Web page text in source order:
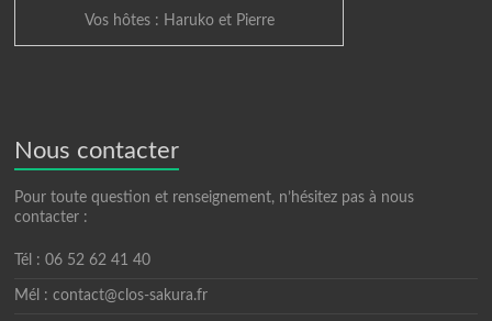
Vos hôtes : Haruko et Pierre
Nous contacter
Pour toute question et renseignement, n’hésitez pas à nous
contacter :
Tél : 06 52 62 41 40
Mél : contact@clos-sakura.fr